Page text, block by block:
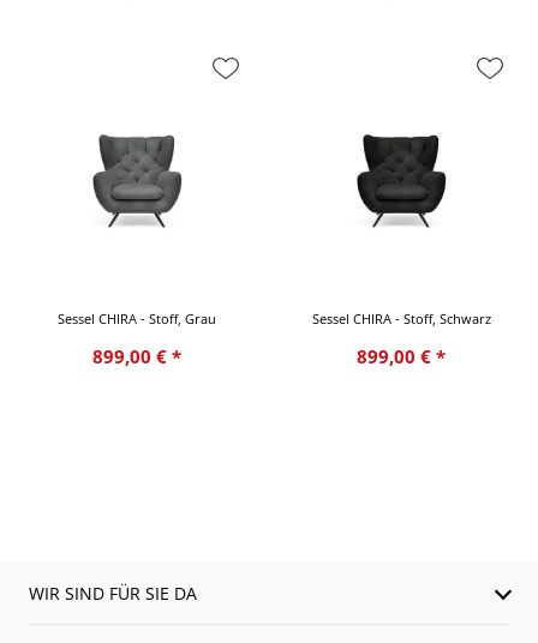
Sessel CHIRA - Stoff, Grau
899,00 € *
Sessel CHIRA - Stoff, Schwarz
899,00 € *
WIR SIND FÜR SIE DA